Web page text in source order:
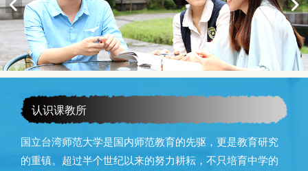
认识课教所
国立台湾师范大学是国内师范教育的先驱，更是教育研究
的重镇。超过半个世纪以来的努力耕耘，不只培育中学的